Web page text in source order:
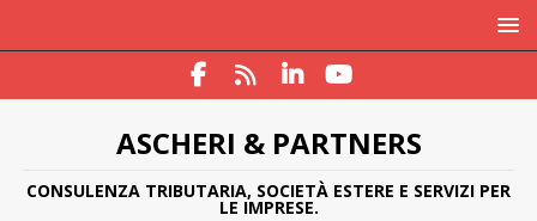
ASCHERI & PARTNERS
CONSULENZA TRIBUTARIA, SOCIETÀ ESTERE E SERVIZI PER
LE IMPRESE.